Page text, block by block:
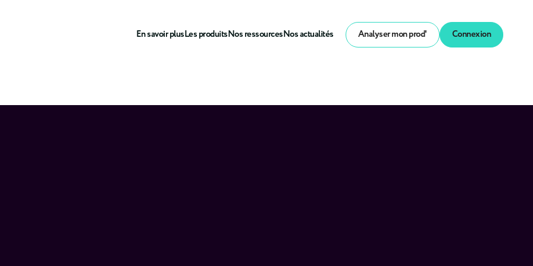
En savoir plusLes produitsNos ressourcesNos actualités Analyser mon prod' Connexion